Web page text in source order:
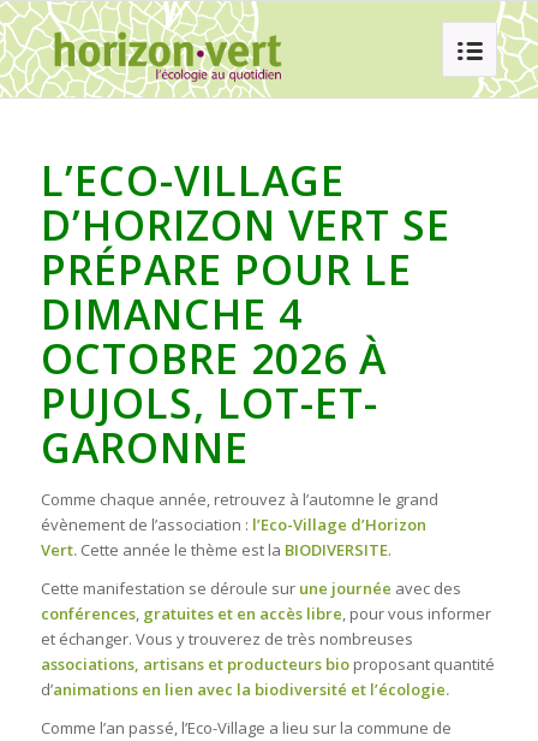
L’ECO-VILLAGE
D’HORIZON VERT SE
PRÉPARE POUR LE
DIMANCHE 4
OCTOBRE 2026 À
PUJOLS, LOT-ET-
GARONNE
Comme chaque année, retrouvez à l’automne le grand
évènement de l’association : l’Eco-Village d’Horizon
Vert.Cette année le thème est la BIODIVERSITE.
Cette manifestation se déroule sur une journée avec des
conférences, gratuites et en accès libre, pour vous informer
et échanger. Vous y trouverez de très nombreuses
associations, artisans et producteurs bioproposant quantité
d’animations en lien avec la biodiversité et l’écologie.
Comme l’an passé, l’Eco-Village a lieu sur la commune de